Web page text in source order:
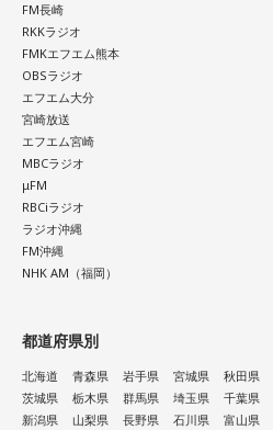
FM長崎
RKKラジオ
FMKエフエム熊本
OBSラジオ
エフエム大分
宮崎放送
エフエム宮崎
MBCラジオ
μFM
RBCiラジオ
ラジオ沖縄
FM沖縄
NHK AM（福岡）
都道府県別
北海道 青森県 岩手県 宮城県 秋田県
茨城県
栃木県 群馬県 埼玉県 千葉県
新潟県
山梨県 長野県 石川県 富山県